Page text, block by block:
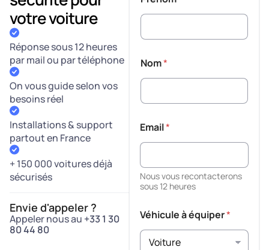
votre voiture
Réponse sous 12 heures
par mail ou par téléphone
On vous guide selon vos
besoins réel
Installations & support
partout en France
+ 150 000 voitures déjà
sécurisés
Envie d'appeler ?
Appeler nous au +33 1 30
80 44 80
Nom*
Email*
Nous vous recontacterons
sous 12 heures
Véhicule à équiper*